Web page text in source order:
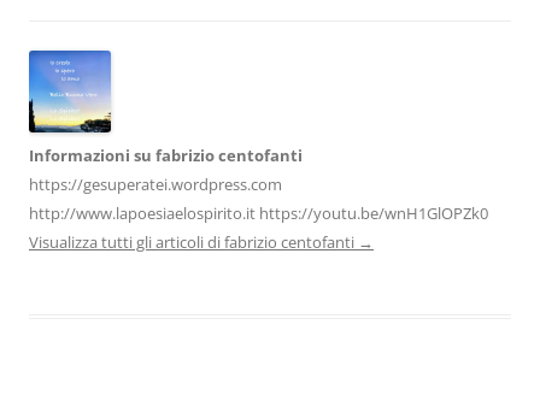
k
Informazioni su fabrizio centofanti
https://gesuperatei.wordpress.com
http://www.lapoesiaelospirito.it https://youtu.be/wnH1GlOPZk0
Visualizza tutti gli articoli di fabrizio centofanti →